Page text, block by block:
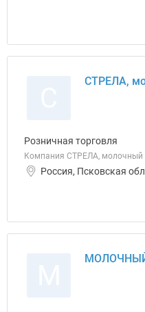
СТРЕЛА,
Розничная торговля
Компания СТРЕЛА, молочный
Россия, Псковская